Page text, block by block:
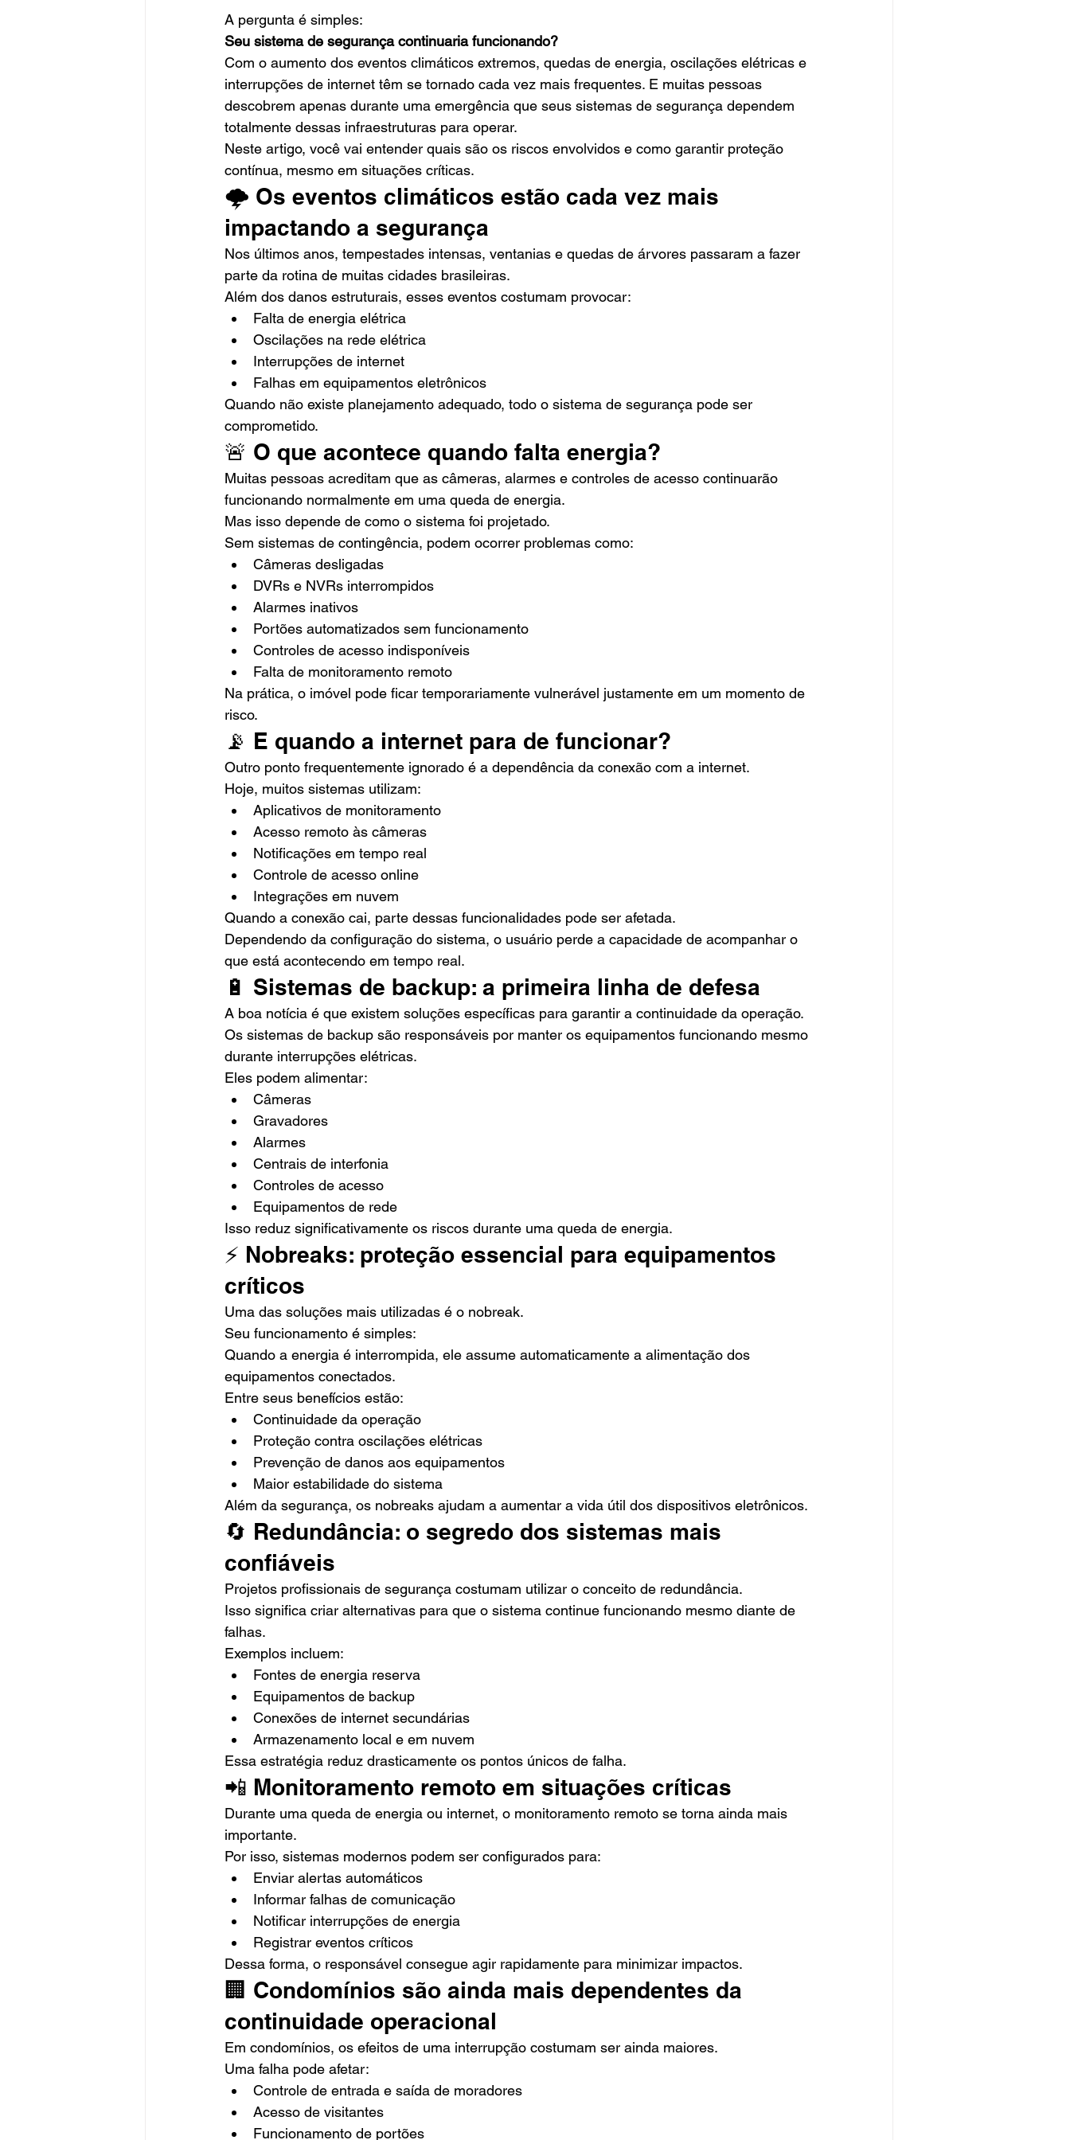
A pergunta é simples:
Seu sistema de segurança continuaria funcionando?
Com o aumento dos eventos climáticos extremos, quedas de energia, oscilações elétricas e
interrupções de internet têm se tornado cada vez mais frequentes. E muitas pessoas
descobrem apenas durante uma emergência que seus sistemas de segurança dependem
totalmente dessas infraestruturas para operar.
Neste artigo, você vai entender quais são os riscos envolvidos e como garantir proteção
contínua, mesmo em situações críticas.
🌩️ Os eventos climáticos estão cada vez mais
impactando a segurança
Nos últimos anos, tempestades intensas, ventanias e quedas de árvores passaram a fazer
parte da rotina de muitas cidades brasileiras.
Além dos danos estruturais, esses eventos costumam provocar:
Falta de energia elétrica
Oscilações na rede elétrica
Interrupções de internet
Falhas em equipamentos eletrônicos
Quando não existe planejamento adequado, todo o sistema de segurança pode ser
comprometido.
🚨 O que acontece quando falta energia?
Muitas pessoas acreditam que as câmeras, alarmes e controles de acesso continuarão
funcionando normalmente em uma queda de energia.
Mas isso depende de como o sistema foi projetado.
Sem sistemas de contingência, podem ocorrer problemas como:
Câmeras desligadas
DVRs e NVRs interrompidos
Alarmes inativos
Portões automatizados sem funcionamento
Controles de acesso indisponíveis
Falta de monitoramento remoto
Na prática, o imóvel pode ficar temporariamente vulnerável justamente em um momento de
risco.
📡 E quando a internet para de funcionar?
Outro ponto frequentemente ignorado é a dependência da conexão com a internet.
Hoje, muitos sistemas utilizam:
Aplicativos de monitoramento
Acesso remoto às câmeras
Notificações em tempo real
Controle de acesso online
Integrações em nuvem
Quando a conexão cai, parte dessas funcionalidades pode ser afetada.
Dependendo da configuração do sistema, o usuário perde a capacidade de acompanhar o
que está acontecendo em tempo real.
🔋 Sistemas de backup: a primeira linha de defesa
A boa notícia é que existem soluções específicas para garantir a continuidade da operação.
Os sistemas de backup são responsáveis por manter os equipamentos funcionando mesmo
durante interrupções elétricas.
Eles podem alimentar:
Câmeras
Gravadores
Alarmes
Centrais de interfonia
Controles de acesso
Equipamentos de rede
Isso reduz significativamente os riscos durante uma queda de energia.
⚡ Nobreaks: proteção essencial para equipamentos
críticos
Uma das soluções mais utilizadas é o nobreak.
Seu funcionamento é simples:
Quando a energia é interrompida, ele assume automaticamente a alimentação dos
equipamentos conectados.
Entre seus benefícios estão:
Continuidade da operação
Proteção contra oscilações elétricas
Prevenção de danos aos equipamentos
Maior estabilidade do sistema
Além da segurança, os nobreaks ajudam a aumentar a vida útil dos dispositivos eletrônicos.
🔄 Redundância: o segredo dos sistemas mais
confiáveis
Projetos profissionais de segurança costumam utilizar o conceito de redundância.
Isso significa criar alternativas para que o sistema continue funcionando mesmo diante de
falhas.
Exemplos incluem:
Fontes de energia reserva
Equipamentos de backup
Conexões de internet secundárias
Armazenamento local e em nuvem
Essa estratégia reduz drasticamente os pontos únicos de falha.
📲 Monitoramento remoto em situações críticas
Durante uma queda de energia ou internet, o monitoramento remoto se torna ainda mais
importante.
Por isso, sistemas modernos podem ser configurados para:
Enviar alertas automáticos
Informar falhas de comunicação
Notificar interrupções de energia
Registrar eventos críticos
Dessa forma, o responsável consegue agir rapidamente para minimizar impactos.
🏢 Condomínios são ainda mais dependentes da
continuidade operacional
Em condomínios, os efeitos de uma interrupção costumam ser ainda maiores.
Uma falha pode afetar:
Controle de entrada e saída de moradores
Acesso de visitantes
Funcionamento de portões